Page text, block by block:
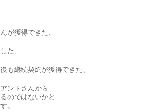
が獲得できた、
た、
も継続契約が獲得できた、
ントさんから
のではないかと
。